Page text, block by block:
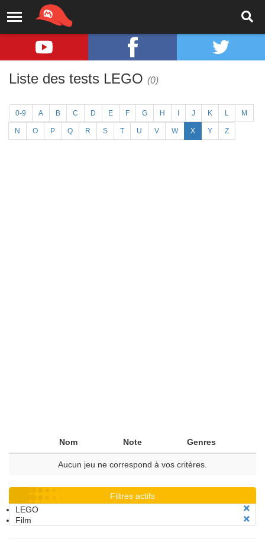
Liste des tests LEGO (0)
0-9 A B C D E F G H J K L M
N O P Q R S T U V W X Y Z
Nom Note Genres
Aucun jeu ne correspond à vos critères.
Filtres actifs
LEGO
Film